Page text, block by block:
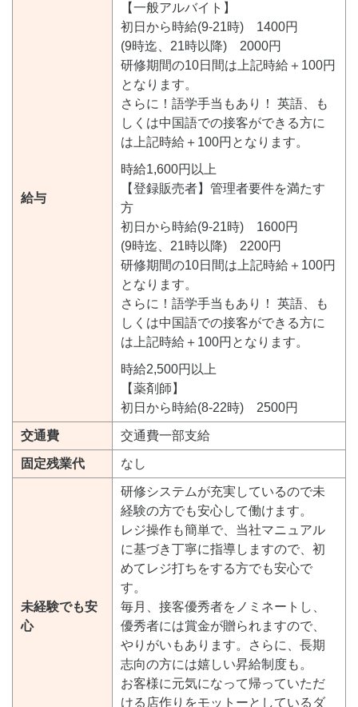
給与
【一般アルバイト】
初日から時給(9-21時) 1400円
(9時迄、21時以降) 2000円
研修期間の10日間は上記時給＋100円
となります。
さらに！語学手当もあり！ 英語、も
しくは中国語での接客ができる方に
は上記時給＋100円となります。
時給1,600円以上
【登録販売者】管理者要件を満たす
方
初日から時給(9-21時) 1600円
(9時迄、21時以降) 2200円
研修期間の10日間は上記時給＋100円
となります。
さらに！語学手当もあり！ 英語、も
しくは中国語での接客ができる方に
は上記時給＋100円となります。
時給2,500円以上
【薬剤師】
初日から時給(8-22時) 2500円
交通費 交通費一部支給
固定残業代 なし
未経験でも安
心
研修システムが充実しているので未
経験の方でも安心して働けます。
レジ操作も簡単で、当社マニュアル
に基づき丁寧に指導しますので、初
めてレジ打ちをする方でも安心で
す。
毎月、接客優秀者をノミネートし、
優秀者には賞金が贈られますので、
やりがいもあります。さらに、長期
志向の方には嬉しい昇給制度も。
お客様に元気になって帰っていただ
ける店作りをモットーとしているダ